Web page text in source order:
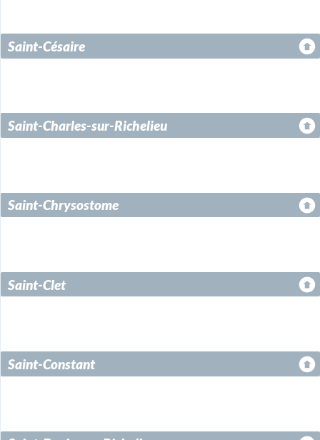
Saint-Césaire
Saint-Charles-sur-Richelieu
Saint-Chrysostome
Saint-Clet
Saint-Constant